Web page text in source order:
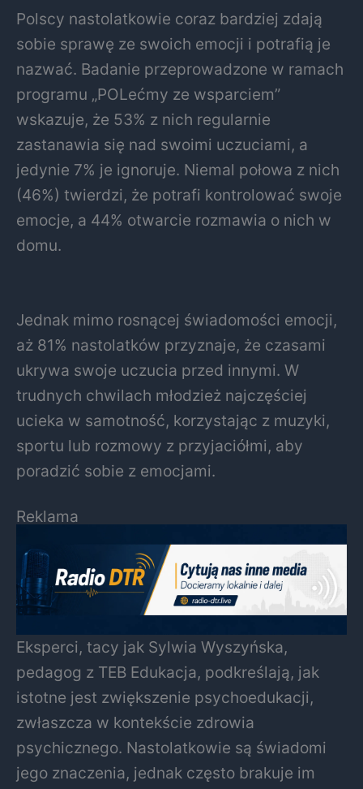
Polscy nastolatkowie coraz bardziej zdają
sobie sprawę ze swoich emocji i potrafią je
nazwać. Badanie przeprowadzone w ramach
programu „POLećmy ze wsparciem”
wskazuje, że 53% z nich regularnie
zastanawia się nad swoimi uczuciami, a
jedynie 7% je ignoruje. Niemal połowa z nich
(46%) twierdzi, że potrafi kontrolować swoje
emocje, a 44% otwarcie rozmawia o nich w
domu.
Jednak mimo rosnącej świadomości emocji,
aż 81% nastolatków przyznaje, że czasami
ukrywa swoje uczucia przed innymi. W
trudnych chwilach młodzież najczęściej
ucieka w samotność, korzystając z muzyki,
sportu lub rozmowy z przyjaciółmi, aby
poradzić sobie z emocjami.
Reklama
Eksperci, tacy jak Sylwia Wyszyńska,
pedagog z TEB Edukacja, podkreślają, jak
istotne jest zwiększenie psychoedukacji,
zwłaszcza w kontekście zdrowia
psychicznego. Nastolatkowie są świadomi
jego znaczenia, jednak często brakuje im